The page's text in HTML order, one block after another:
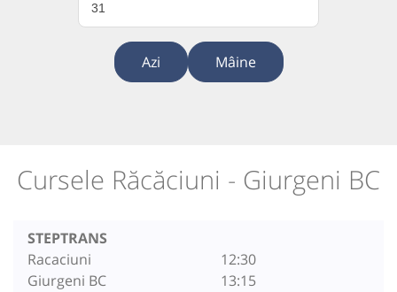
31
Azi Mâine
Cursele Răcăciuni - Giurgeni BC
STEPTRANS
Racaciuni
Giurgeni BC
12:30
13:15